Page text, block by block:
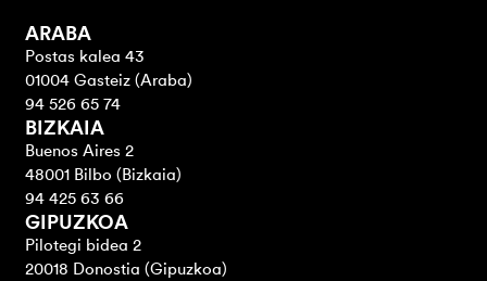
ARABA
Postas kalea 43
01004 Gasteiz (Araba)
94 526 65 74
BIZKAIA
Buenos Aires 2
48001 Bilbo (Bizkaia)
94 425 63 66
GIPUZKOA
Pilotegi bidea 2
20018 Donostia (Gipuzkoa)